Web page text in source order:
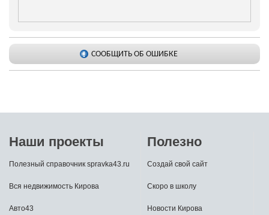
СООБЩИТЬ ОБ ОШИБКЕ
Наши проекты
Полезный справочник spravka43.ru
Вся недвижимость Кирова
Авто43
Полезно
Создай свой сайт
Скоро в школу
Новости Кирова